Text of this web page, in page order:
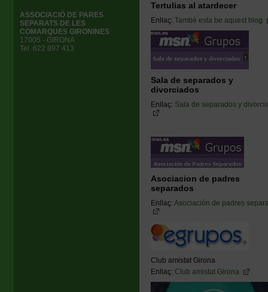
ASSOCIACIÓ DE PARES
SEPARATS DE LES
COMARQUES GIRONINES
17005 - GIRONA
Tel. 622 897 413
Tertulias al atardecer
Enllaç: Tambè esta be aquest blog
Sala de separados y
divorciados
Enllaç: Sala de separados y
Asociacion de padres
separados
Enllaç: Asociación de padres
Club amistat Girona
Enllaç: Club amistat Girona